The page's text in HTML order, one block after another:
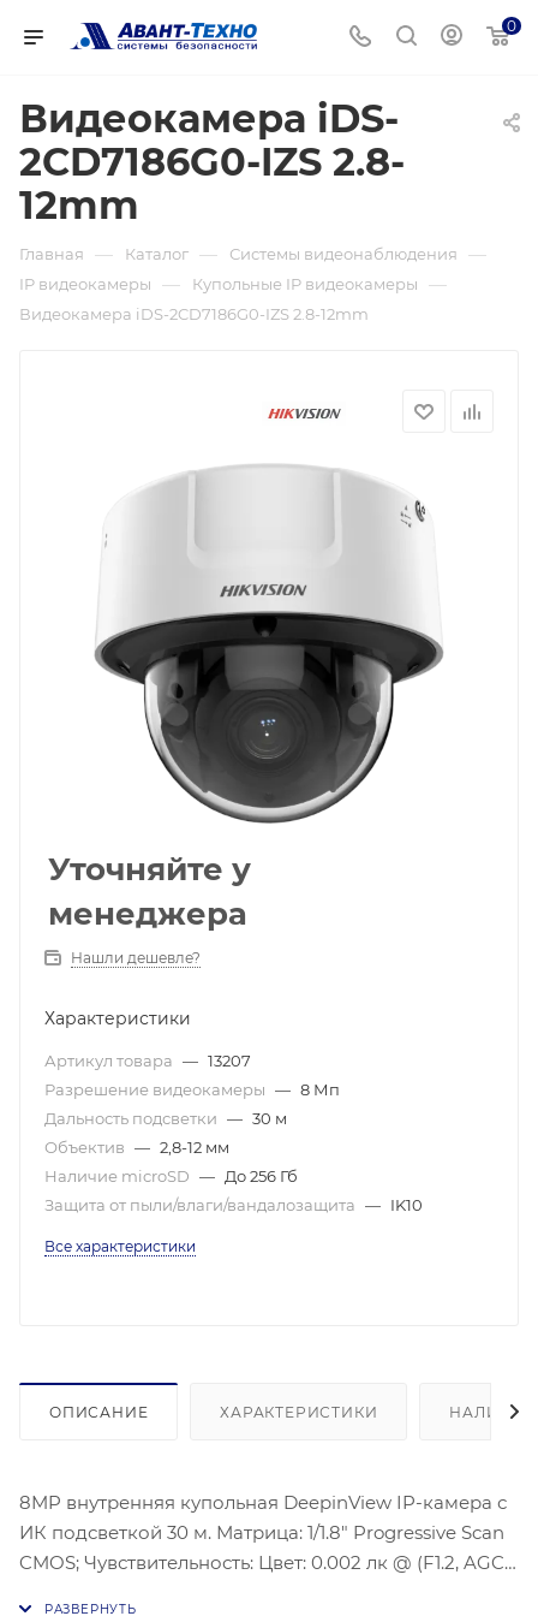
0
Видеокамера iDS-
2CD7186G0-IZS 2.8-
12mm
Главная — Каталог — Системы видеонаблюдения —
IP видеокамеры — Купольные IP видеокамеры —
Видеокамера iDS-2CD7186G0-IZS 2.8-12mm
Уточняйте у
менеджера
Нашли дешевле?
Характеристики
Артикул товара — 13207
Разрешение видеокамеры — 8 Мп
Дальность подсветки — 30 м
Объектив — 2,8-12 мм
Наличие microSD — До 256 Гб
Защита от пыли/влаги/вандалозащита — IK10
Все характеристики
ОПИСАНИЕ ХАРАКТЕРИСТИКИ НАЛИЧИЕ
8MP внутренняя купольная DeepinView IP-камера с
ИК подсветкой 30 м. Матрица: 1/1.8″ Progressive Scan
CMOS; Чувствительность: Цвет: 0.002 лк @ (F1.2, AGC